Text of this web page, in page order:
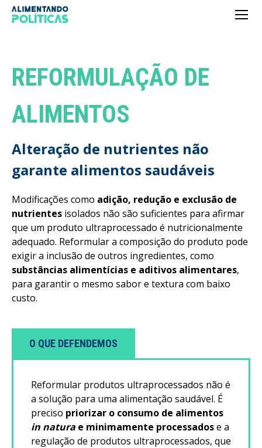
REFORMULAÇÃO DE
ALIMENTOS
Alteração de nutrientes não
garante alimentos saudáveis
Modificações como adição, redução e exclusão de
nutrientes isolados não são suficientes para afirmar
que um produto ultraprocessado é nutricionalmente
adequado. Reformular a composição do produto pode
exigir a inclusão de outros ingredientes, como
substâncias alimentícias e aditivos alimentares,
para garantir o mesmo sabor e textura com baixo
custo.
O QUE DEFENDEMOS
Reformular produtos ultraprocessados não é
a solução para uma alimentação saudável. É
preciso priorizar o consumo de alimentos
in natura e minimamente processadose a
regulação de produtos ultraprocessados, que